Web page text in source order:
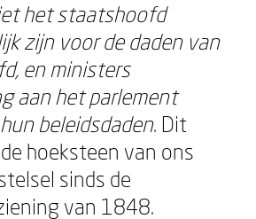
het staatshoofd
zijn voor de daden van
en ministers
aan het parlement
beleidsdaden. Dit
hoeksteen van ons
sinds de
van 1848.